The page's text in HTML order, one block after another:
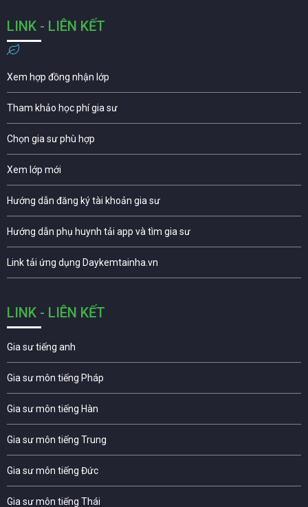
LINK - LIÊN KẾT
Xem hợp đồng nhận lớp
Tham khảo học phí gia sư
Chọn gia sư phù hợp
Xem lớp mới
Hướng dẫn đăng ký tài khoản gia sư
Hướng dẫn phụ huynh tải app và tìm gia sư
Link tải ứng dụng Daykemtainha.vn
LINK - LIÊN KẾT
Gia sư tiếng anh
Gia sư môn tiếng Pháp
Gia sư môn tiếng Hàn
Gia sư môn tiếng Trung
Gia sư môn tiếng Đức
Gia sư môn tiếng Thái